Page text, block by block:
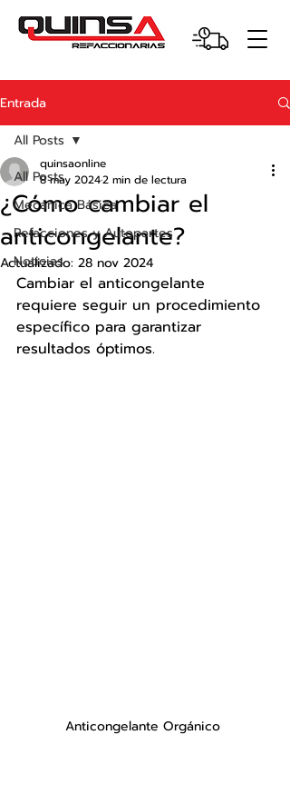
Entrada
All Posts
Mecánica Básica
Refacciones y Autopartes
Noticias
All Posts
¿Cómo cambiar el
anticongelante?
quinsaonline
8 may 20242 min de lectura
Actualizado: 28 nov 2024
Cambiar el anticongelante
requiere seguir un procedimiento
específico para garantizar
resultados óptimos.
Anticongelante Orgánico